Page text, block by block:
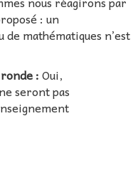
: un
mathématiques n’est
:Oui,
seront pas